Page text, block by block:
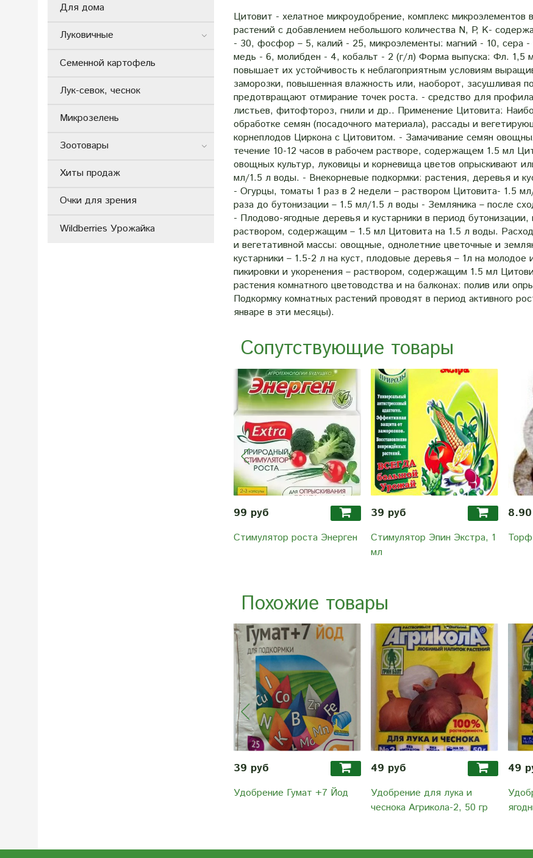
Цитовит - хелатное микроудобрение, комплекс
растений с добавлением небольшого количества N, P, K-
- 30, фосфор – 5, калий - 25, микроэлементы: магний - 10, сера
медь - 6, молибден - 4, кобальт - 2 (г/л) Форма выпуска: Фл. 1,5
повышает их устойчивость к неблагоприятным условиям
заморозки, повышенная влажность или, наоборот, засушливая
предотвращают отмирание точек роста. - средство для
листьев, фитофтороз, гнили и др.. Применение Цитовита:
обработке семян (посадочного материала), рассады и
корнеплодов Циркона с Цитовитом. - Замачивание семян
течение 10-12 часов в рабочем растворе, содержащем 1.5 мл
овощных культур, луковицы и корневища цветов опрыскивают
мл/1.5 л воды. - Внекорневые подкормки: растения, деревья и
- Огурцы, томаты 1 раз в 2 недели – раствором Цитовита- 1.5
раза до бутонизации – 1.5 мл/1.5 л воды - Земляника – после
- Плодово-ягодные деревья и кустарники в период
раствором, содержащим – 1.5 мл Цитовита на 1.5 л воды.
и вегетативной массы: овощные, однолетние цветочные и
кустарники – 1.5-2 л на куст, плодовые деревья – 1л на
пикировки и укоренения – раствором, содержащим 1.5 мл
растения комнатного цветоводства и на балконах: полив или
Подкормку комнатных растений проводят в период активного
январе в эти месяцы).
Сопутствующие товары
99 руб
Стимулятор роста Энерген
39 руб
Стимулятор Эпин Экстра, 1
мл
Похожие товары
39 руб
Удобрение Гумат +7 Йод
49 руб
Удобрение для лука и
чеснока Агрикола-2, 50 гр
49
Для дома
Луковичные
Семенной картофель
Лук-севок, чеснок
Микрозелень
Зоотовары
Хиты продаж
Очки для зрения
Wildberries Урожайка